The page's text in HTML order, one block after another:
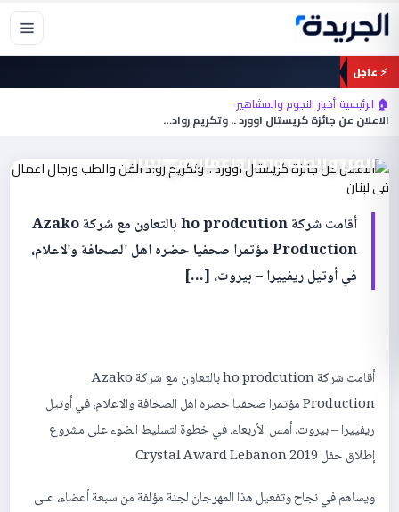
تخطي
المحتوى
⚡ عاجل
🏠 الرئيسية›أخبار النجوم والمشاهير›
الاعلان عن جائزة كريستال اوورد .. وتكريم رواد…
أخبار النجوم والمشاهير
الفن والطب ورجال اعمال في لبنان
أقامت شركة ho prodcution بالتعاون مع شركة Azako
Production مؤتمرا صحفيا حضره اهل الصحافة والاعلام،
في أوتيل ريفييرا – بيروت، […]
أقامت شركة ho prodcution بالتعاون مع شركة Azako
Production مؤتمرا صحفيا حضره اهل الصحافة والاعلام، في أوتيل
ريفييرا – بيروت، أمس الأربعاء، في خطوة لتسليط الضوء على مشروع
إطلاق حفل Crystal Award Lebanon 2019.
ويساهم في نجاح وتفعيل هذا المهرجان لجنة مؤلفة من سبعة أعضاء، على